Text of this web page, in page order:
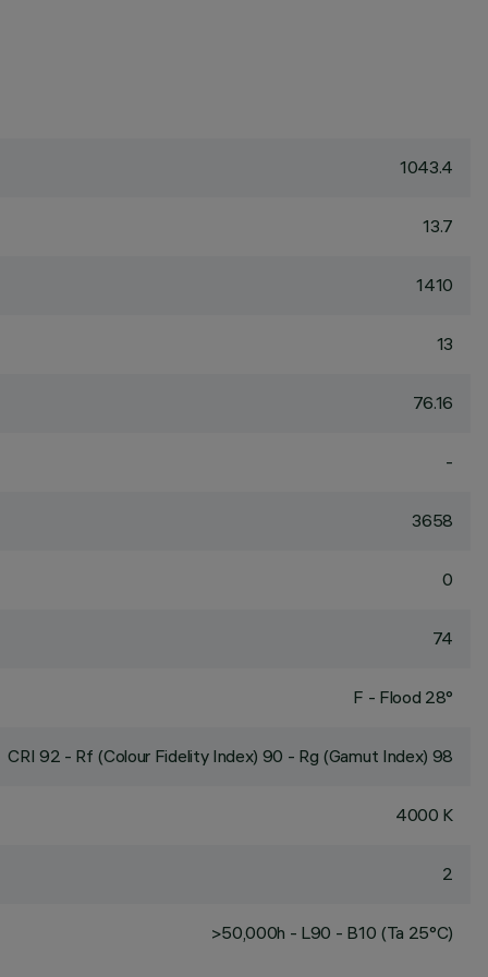
1043.4
13.7
1410
13
76.16
-
3658
0
74
F - Flood 28°
CRI 92 - Rf (Colour Fidelity Index) 90 - Rg (Gamut Index) 98
4000 K
2
>50,000h - L90 - B10 (Ta 25°C)